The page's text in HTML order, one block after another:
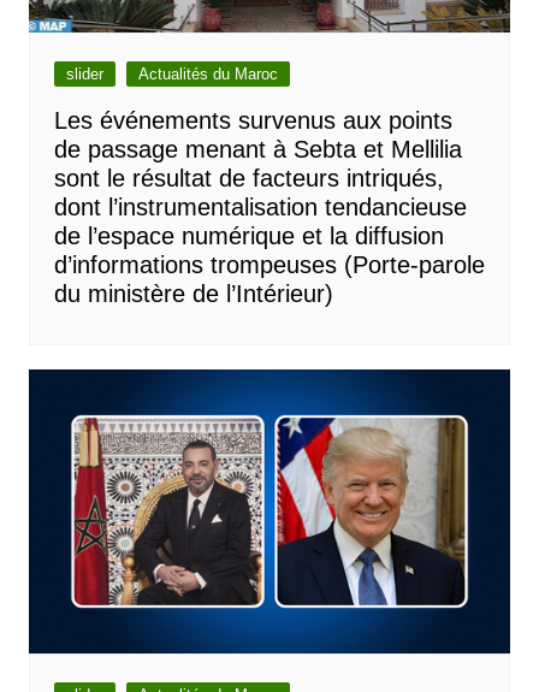
slider Actualités du Maroc
Les événements survenus aux points
de passage menant à Sebta et Mellilia
sont le résultat de facteurs intriqués,
dont l’instrumentalisation tendancieuse
de l’espace numérique et la diffusion
d’informations trompeuses (Porte-parole
du ministère de l’Intérieur)